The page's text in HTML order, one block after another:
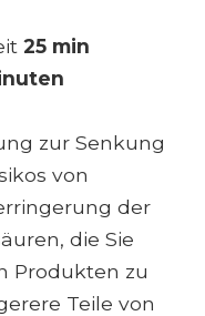
25 min
zur Senkung
von
der
die Sie
Produkten zu
Teile von